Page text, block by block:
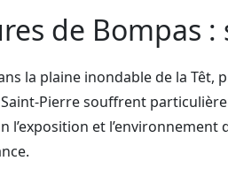
de Bompas
la plaine inondable de la
Pierre souffrent
l’exposition et